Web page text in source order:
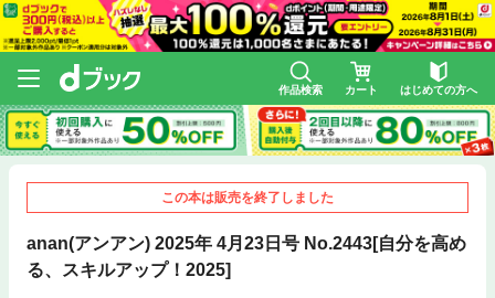
作品検索 カート はじめての方へ
この本は販売を終了しました
anan(アンアン) 2025年 4月23日号 No.2443[自分を高め
る、スキルアップ！2025]